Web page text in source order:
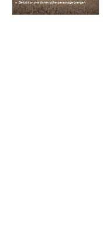
Geluid kan ons dichter bij het personage brengen